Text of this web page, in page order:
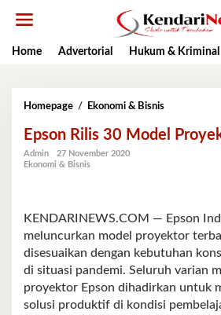
Home
Advertorial Hukum & Kriminal
Homepage / Ekonomi & BisnisEpson
30
Epson Rilis 30 Model
Admin
27 November 2020
Ekonomi & Bisnis
KENDARINEWS.COM — Epson
meluncurkan model proyektor
disesuaikan dengan kebutuhan
di situasi pandemi. Seluruh varian
proyektor Epson dihadirkan untuk
solusi produktif di kondisi